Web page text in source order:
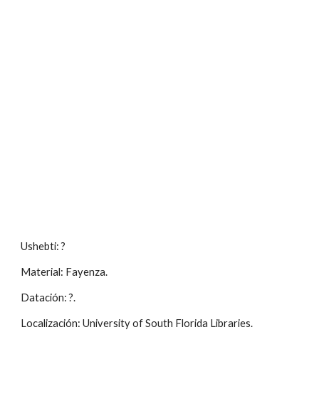
Ushebti: ?
Material: Fayenza.
Datación: ?.
Localización: University of South Florida Libraries.